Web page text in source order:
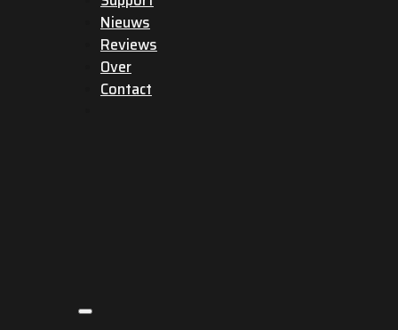
Nieuws
Reviews
Over
Contact